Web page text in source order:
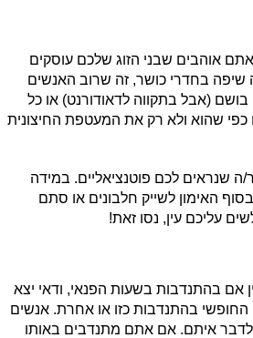
אוהבים שבני הזוג שלכם עוסקים
בחדרי כושר, זה שרוב האנשים
בושם (אבל בתקווה לדאודורנט) או כל
שהוא ולא רק את המעטפת החיצונית
ה שנראים לכם פוטנציאליים. במידה
האימון לשייק חלבונים או סתם
עליכם עין, נסו זאת!
אם בהתנדבות בשעות הפנאי, ודאי יצא
החופשי בהתנדבות כזו או אחרת. אנשים
איתם. אם אתם מתנדבים באותו